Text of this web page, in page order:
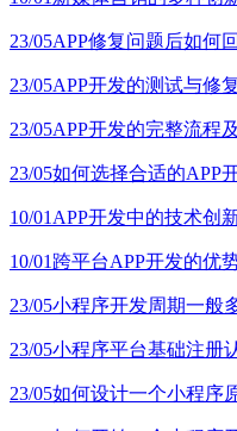
23/05APP修复问题后如何
23/05APP开发的测试与修复
23/05APP开发的完整流程
23/05如何选择合适的APP
10/01 APP开发中的技术创
10/01 跨平台APP开发的优
23/05小程序开发周期一般
23/05小程序平台基础注册
23/05如何设计一个小程序